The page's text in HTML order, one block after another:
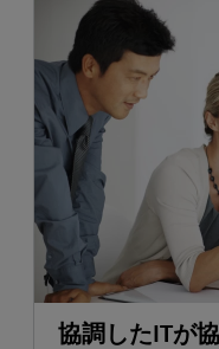
協調したITが